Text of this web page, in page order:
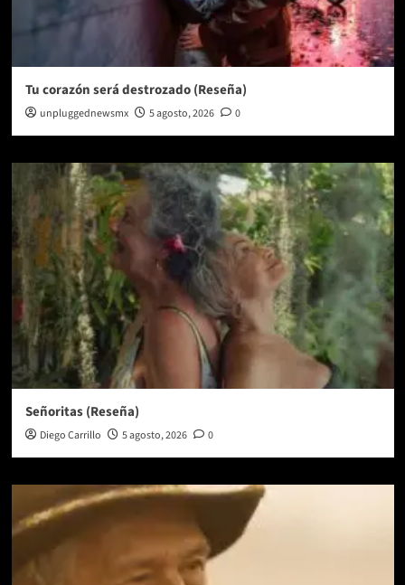
Tu corazón será destrozado (Reseña)
unpluggednewsmx 5 agosto, 2026 0
Señoritas (Reseña)
Diego Carrillo 5 agosto, 2026 0